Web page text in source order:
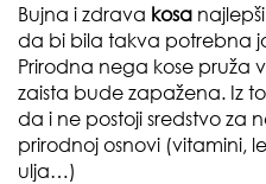
Bujna i zdrava kosa
da bi bila takva potrebna
Prirodna nega kose pruža
zaista bude zapažena. Iz
da i ne postoji sredstvo za
prirodnoj osnovi (vitamini,
ulja…)